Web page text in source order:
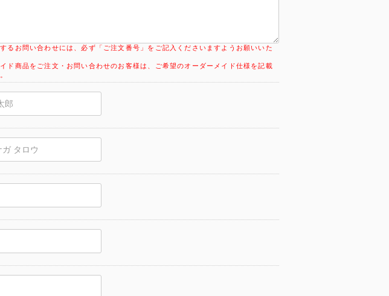
るお問い合わせには、必ず「ご注文番号」をご記入くださいますようお願いいた
ド商品をご注文・お問い合わせのお客様は、ご希望のオーダーメイド仕様を記載